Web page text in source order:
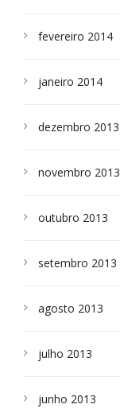
fevereiro 2014
janeiro 2014
dezembro 2013
novembro 2013
outubro 2013
setembro 2013
agosto 2013
julho 2013
junho 2013